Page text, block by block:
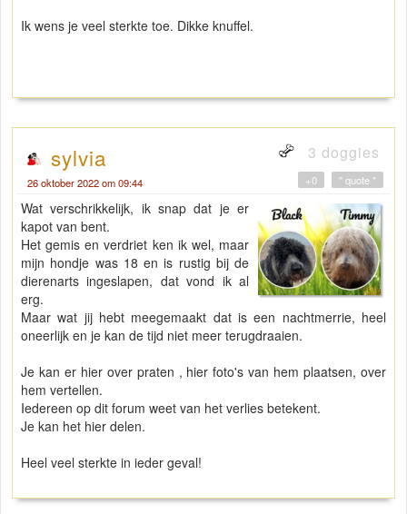
Ik wens je veel sterkte toe. Dikke knuffel.
sylvia 3 doggies
26 oktober 2022 om 09:44 " quote "
+0
Wat verschrikkelijk, ik snap dat je er
kapot van bent.
Het gemis en verdriet ken ik wel, maar
mijn hondje was 18 en is rustig bij de
dierenarts ingeslapen, dat vond ik al
erg.
Maar wat jij hebt meegemaakt dat is een nachtmerrie, heel
oneerlijk en je kan de tijd niet meer terugdraaien.
Je kan er hier over praten , hier foto's van hem plaatsen, over
hem vertellen.
Iedereen op dit forum weet van het verlies betekent.
Je kan het hier delen.
Heel veel sterkte in ieder geval!